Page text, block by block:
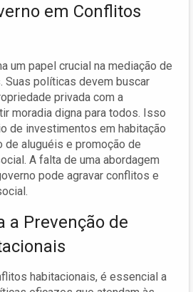
em Conflitos
um papel crucial na mediação de
Suas políticas devem buscar
privada com a
moradia digna para todos. Isso
de investimentos em habitação
de aluguéis e promoção de
A falta de uma abordagem
pode agravar conflitos e
a Prevenção de
habitacionais, é essencial a